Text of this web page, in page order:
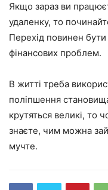
Якщо зараз ви
удаленку, то
Перехід повинен
фінансових проблем.
В житті треба
поліпшення
крутяться великі, то
знаєте, чим можна
мучте.